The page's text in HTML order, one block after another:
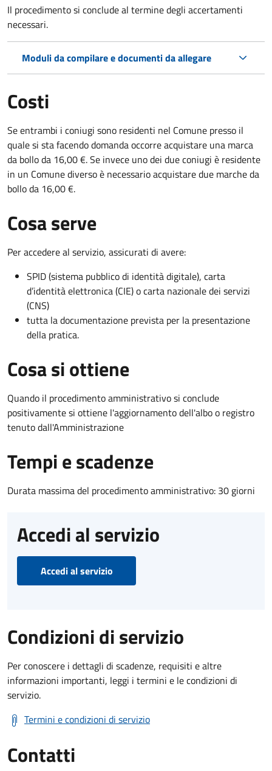
Il procedimento si conclude al termine degli accertamenti
necessari.
Moduli da compilare e documenti da allegare
Costi
Se entrambi i coniugi sono residenti nel Comune presso il
quale si sta facendo domanda occorre acquistare una marca
da bollo da 16,00 €. Se invece uno dei due coniugi è residente
in un Comune diverso è necessario acquistare due marche da
bollo da 16,00 €.
Cosa serve
Per accedere al servizio, assicurati di avere:
SPID (sistema pubblico di identità digitale), carta
d’identità elettronica (CIE) o carta nazionale dei servizi
(CNS)
tutta la documentazione prevista per la presentazione
della pratica.
Cosa si ottiene
Quando il procedimento amministrativo si conclude
positivamente si ottiene l'aggiornamento dell'albo o registro
tenuto dall'Amministrazione
Tempi e scadenze
Durata massima del procedimento amministrativo: 30 giorni
Accedi al servizio
Accedi al servizio
Condizioni di servizio
Per conoscere i dettagli di scadenze, requisiti e altre
informazioni importanti, leggi i termini e le condizioni di
servizio.
Termini e condizioni di servizio
Contatti